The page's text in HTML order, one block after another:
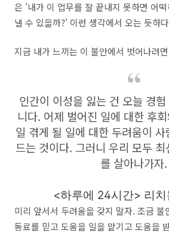
은 '내가 이 업무를 잘 끝내지 못하면 어
낼 수 있을까?' 이런 생각에서 오는 듯하
지금 내가 느끼는 이 불안에서 벗어나려
인간이 이성을 잃는 건 오늘 경
니다. 어제 벌어진 일에 대한 후
일 겪게 될 일에 대한 두려움이
드는 것이다. 그러니 우리 모두
를 살아나가자.
<하루에 24시간> 리치
미리 앞서서 두려움을 갖지 말자. 조금 불
동료를 믿고 도움을 일을 맡기고 도움을